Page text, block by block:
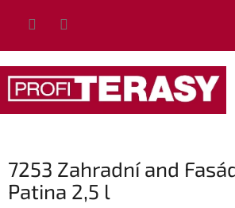
7253 Zahradní and
Patina 2,5 l